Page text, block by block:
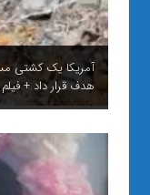
آمریکا یک کشتی
هدف قرار داد + فیلم